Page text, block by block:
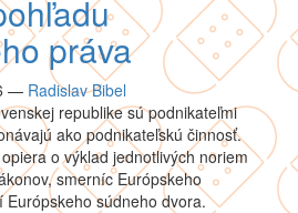
práva
— Radislav Bibel
republike sú podnikateľmi
ako podnikateľskú činnosť.
o výklad jednotlivých noriem
smerníc Európskeho
súdneho dvora.